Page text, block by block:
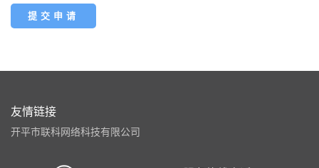
友情链接
开平市联科网络科技有限公司